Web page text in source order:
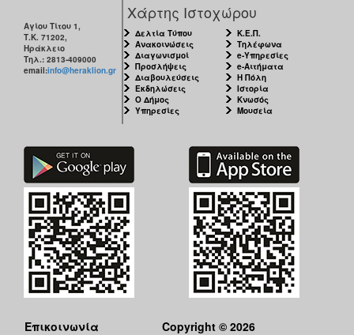
Αγίου Τίτου 1,
Τ.Κ. 71202,
Ηράκλειο
Τηλ.: 2813-409000
email:info@heraklion.gr
Χάρτης Ιστοχώρου
Δελτία Τύπου
Ανακοινώσεις
Διαγωνισμοί
Προσλήψεις
Διαβουλεύσεις
Εκδηλώσεις
Ο Δήμος
Υπηρεσίες
Κ.Ε.Π.
Τηλέφωνα
e-Υπηρεσίες
e-Αιτήματα
Η Πόλη
Ιστορία
Κνωσός
Μουσεία
Επικοινωνία
Copyright © 2026